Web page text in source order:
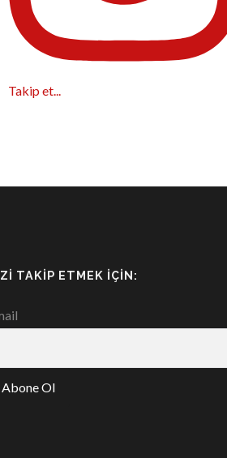
Takip et...
TAKIP ETMEK İÇIN: